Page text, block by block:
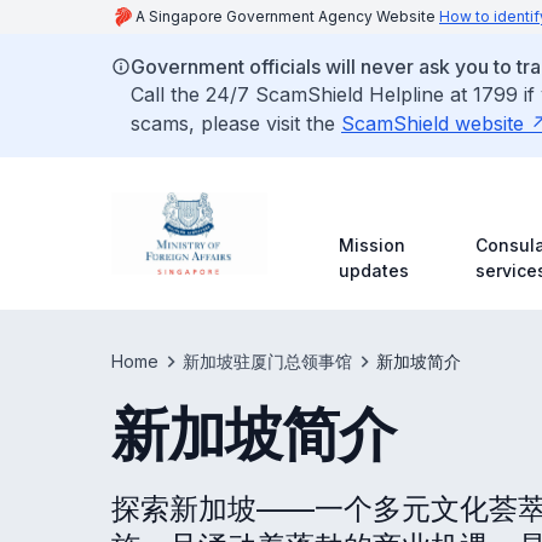
A Singapore Government Agency Website How to
Government officials will never ask you to
Call the 24/7 ScamShield Helpline at 1799
scams, please visit the ScamShield website
Mission
updates
Home 新加坡驻厦门总领事馆 新加坡简介
新加坡简介
探索新加坡——一个多元文化荟